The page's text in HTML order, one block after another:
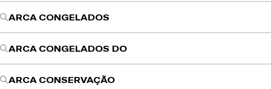
ARCA CONGELADOS
ARCA CONGELADOS DO
ARCA CONSERVAÇÃO